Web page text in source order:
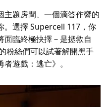
主題房間、一個滴答作響的
。選擇 Supercell 117，你
面臨終極抉擇－是拯救自
粉絲們可以試著解開黑手
遊戲：逃亡》。